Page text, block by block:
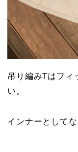
吊り編みTはフィ
い。
インナーとして